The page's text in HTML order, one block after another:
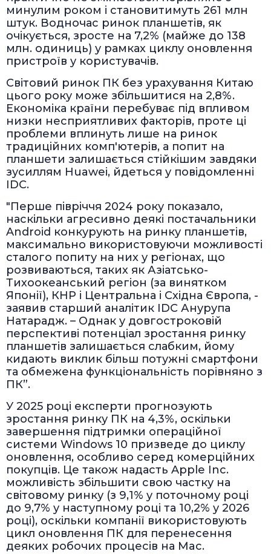
минулим роком і становитимуть 261 млн
штук. Водночас ринок планшетів, як
очікується, зросте на 7,2% (майже до 138
млн. одиниць) у рамках циклу оновлення
пристроїв у користувачів.
Світовий ринок ПК без урахування Китаю
цього року може збільшитися на 2,8%.
Економіка країни перебуває під впливом
низки несприятливих факторів, проте ці
проблеми вплинуть лише на ринок
традиційних комп'ютерів, а попит на
планшети залишається стійкішим завдяки
зусиллям Huawei, йдеться у повідомленні
IDC.
"Перше півріччя 2024 року показало,
наскільки агресивно деякі постачальники
Android конкурують на ринку планшетів,
максимально використовуючи можливості
сталого попиту на них у регіонах, що
розвиваються, таких як Азіатсько-
Тихоокеанський регіон (за винятком
Японії), КНР і Центральна і Східна Європа, -
заявив старший аналітик IDC Анурупа
Натарадж. – Однак у довгостроковій
перспективі потенціал зростання ринку
планшетів залишається слабким, йому
кидають виклик більш потужні смартфони
та обмежена функціональність порівняно з
ПК”.
У 2025 році експерти прогнозують
зростання ринку ПК на 4,3%, оскільки
завершення підтримки операційної
системи Windows 10 призведе до циклу
оновлення, особливо серед комерційних
покупців. Це також надасть Apple Inc.
можливість збільшити свою частку на
світовому ринку (з 9,1% у поточному році
до 9,7% у наступному році та 10,2% у 2026
році), оскільки компанії використовують
цикл оновлення ПК для перенесення
деяких робочих процесів на Mac.